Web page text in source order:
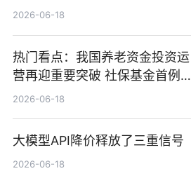
1000万港元
2026-06-18
热门看点：我国养老资金投资运
营再迎重要突破 社保基金首例期
货账户完成开立
2026-06-18
大模型API降价释放了三重信号
2026-06-18